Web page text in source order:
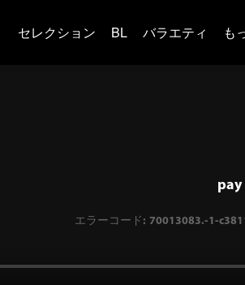
セレクション BL バラエティ も